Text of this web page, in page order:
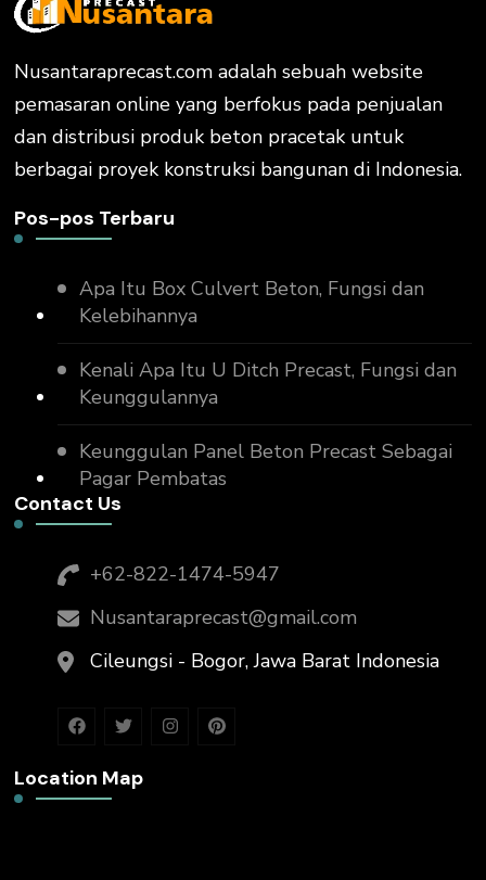
Nusantaraprecast.com adalah sebuah website
pemasaran online yang berfokus pada penjualan
dan distribusi produk beton pracetak untuk
berbagai proyek konstruksi bangunan di Indonesia.
Pos-pos Terbaru
Apa Itu Box Culvert Beton, Fungsi dan
Kelebihannya
Kenali Apa Itu U Ditch Precast, Fungsi dan
Keunggulannya
Keunggulan Panel Beton Precast Sebagai
Pagar Pembatas
Contact Us
+62-822-1474-5947
Nusantaraprecast@gmail.com
Cileungsi - Bogor, Jawa Barat Indonesia
Location Map